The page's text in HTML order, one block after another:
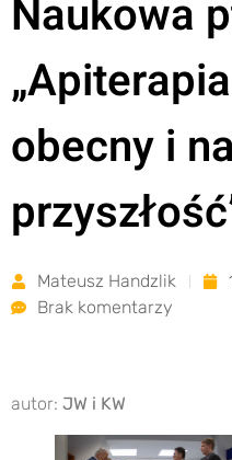
Naukowa
obecny i
Mateusz Handzlik
Brak komentarzy
autor: JW i KW